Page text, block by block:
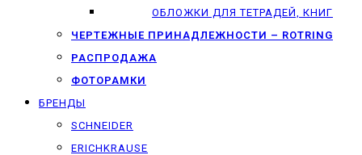
ОБЛОЖКИ ДЛЯ ТЕТРАДЕЙ, КНИГ
ЧЕРТЕЖНЫЕ ПРИНАДЛЕЖНОСТИ – ROTRING
РАСПРОДАЖА
ФОТОРАМКИ
БРЕНДЫ
SCHNEIDER
ERICHKRAUSE